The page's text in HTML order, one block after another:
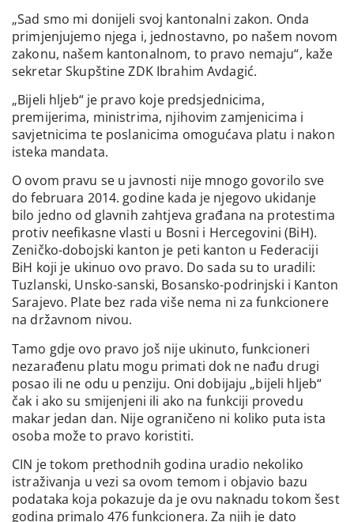
„Sad smo mi donijeli svoj kantonalni zakon. Onda
primjenjujemo njega i, jednostavno, po našem novom
zakonu, našem kantonalnom, to pravo nemaju“, kaže
sekretar Skupštine ZDK Ibrahim Avdagić.
„Bijeli hljeb“ je pravo koje predsjednicima,
premijerima, ministrima, njihovim zamjenicima i
savjetnicima te poslanicima omogućava platu i nakon
isteka mandata.
O ovom pravu se u javnosti nije mnogo govorilo sve
do februara 2014. godine kada je njegovo ukidanje
bilo jedno od glavnih zahtjeva građana na protestima
protiv neefikasne vlasti u Bosni i Hercegovini (BiH).
Zeničko-dobojski kanton je peti kanton u Federaciji
BiH koji je ukinuo ovo pravo. Do sada su to uradili:
Tuzlanski, Unsko-sanski, Bosansko-podrinjski i Kanton
Sarajevo. Plate bez rada više nema ni za funkcionere
na državnom nivou.
Tamo gdje ovo pravo još nije ukinuto, funkcioneri
nezarađenu platu mogu primati dok ne nađu drugi
posao ili ne odu u penziju. Oni dobijaju „bijeli hljeb“
čak i ako su smijenjeni ili ako na funkciji provedu
makar jedan dan. Nije ograničeno ni koliko puta ista
osoba može to pravo koristiti.
CIN je tokom prethodnih godina uradio nekoliko
istraživanja u vezi sa ovom temom i objavio bazu
podataka koja pokazuje da je ovu naknadu tokom šest
godina primalo 476 funkcionera. Za njih je dato